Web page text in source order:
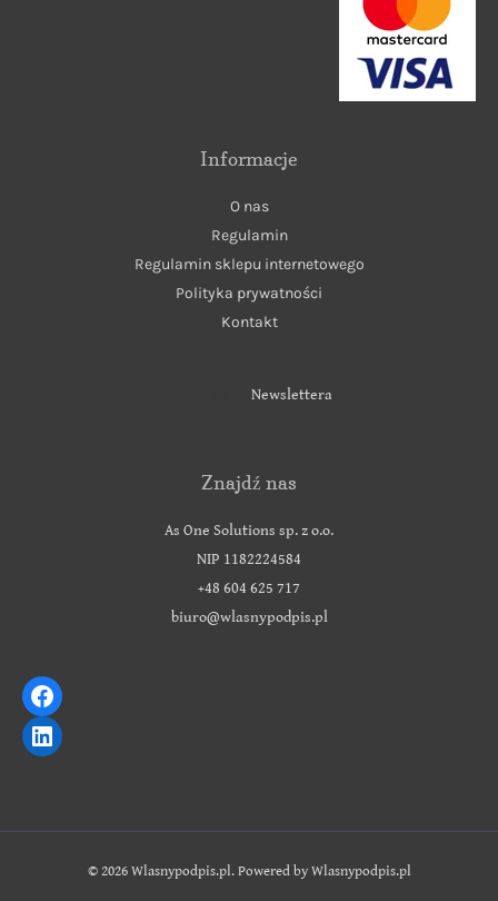
Informacje
O nas
Regulamin
Regulamin sklepu internetowego
Polityka prywatności
Kontakt
Newslettera
Znajdź nas
As One Solutions sp. z o.o.
NIP 1182224584
+48 604 625 717
biuro@wlasnypodpis.pl
© 2026 Wlasnypodpis.pl. Powered by Wlasnypodpis.pl